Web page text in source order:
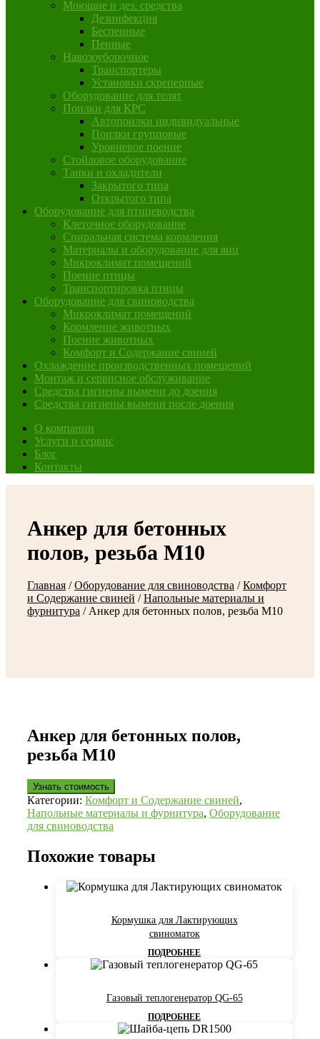
Моющие и дез. средства
Дезинфекция
Беспенные
Пенные
Навозоуборочное
Транспортеры
Установки скреперные
Оборудование для телят
Поилки для КРС
Автопоилки индивидуальные
Поилки групповые
Уровневое поение
Стойловое оборудование
Танки и охладители
Закрытого типа
Открытого типа
Оборудование для птицеводства
Клеточное оборудование
Спиральная система кормления
Материалы и оборудование для яиц
Микроклимат помещений
Поение птицы
Транспортировка птицы
Оборудование для свиноводства
Микроклимат помещений
Кормление животных
Поение животных
Комфорт и Содержание свиней
Охлаждение производственных помещений
Монтаж и сервисное обслуживание
Средства гигиены вымени до доения
Средства гигиены вымени после доения
О компании
Услуги и сервис
Блог
Контакты
Анкер для бетонных
полов, резьба М10
Главная /Оборудование для свиноводства /Комфорт
и Содержание свиней /Напольные материалы и
фурнитура / Анкер для бетонных полов, резьба М10
Анкер для бетонных полов,
резьба М10
Узнать стоимость
Категории: Комфорт и Содержание свиней,
Напольные материалы и фурнитура, Оборудование
для свиноводства
Похожие товары
Кормушка для Лактирующих
свиноматок
ПОДРОБНЕЕ
Газовый теплогенератор QG-65
ПОДРОБНЕЕ